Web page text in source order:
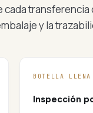
cada
y la
BOTELLA LLENA
Inspección